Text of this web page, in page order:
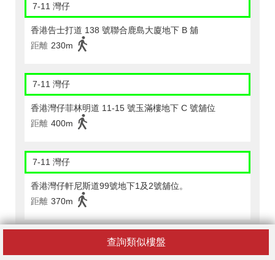
查詢類似樓盤
7-11 灣仔
香港告士打道 138 號聯合鹿島大廈地下 B 舖
距離 230m
7-11 灣仔
香港灣仔菲林明道 11-15 號玉滿樓地下 C 號舖位
距離 400m
7-11 灣仔
香港灣仔軒尼斯道99號地下1及2號舖位。
距離 370m